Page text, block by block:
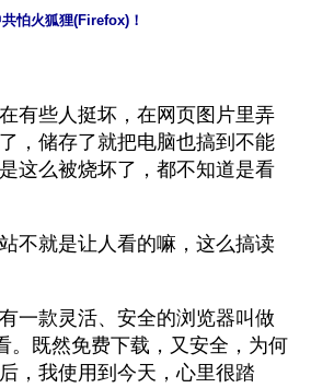
怕火狐狸(Firefox)！
有些人挺坏，在网页图片里弄
，储存了就把电脑也搞到不能
这么被烧坏了，都不知道是看
不就是让人看的嘛，这么搞读
一款灵活、安全的浏览器叫做
。既然免费下载，又安全，为何
，我使用到今天，心里很踏